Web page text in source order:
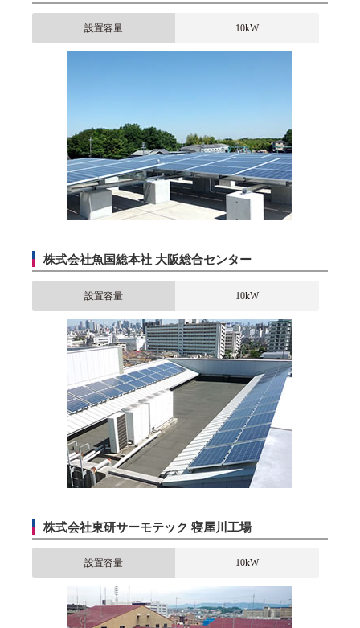
設置容量 10kW
株式会社魚国総本社 大阪総合センター
設置容量 10kW
株式会社東研サーモテック 寝屋川工場
設置容量 10kW